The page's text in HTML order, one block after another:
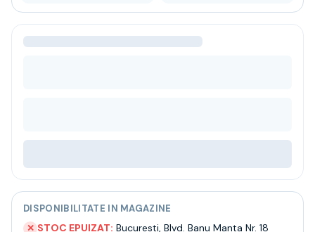
Ceai
Bacanie
BLACK FRIDAY
Contact
Termeni si conditii
Politica de confidentialitate
Intrebari frecvente
DISPONIBILITATE IN MAGAZINE
✕ STOC EPUIZAT: Bucuresti, Blvd. Banu Manta Nr. 18